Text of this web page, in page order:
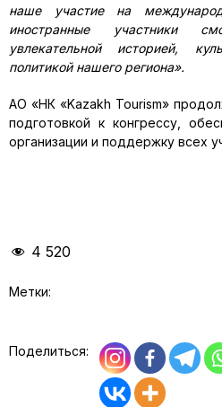
наше участие на
иностранные участники
увлекательной историей,
политикой нашего региона».
АО «НК «Kazakh Tourism»
подготовкой к конгрессу,
организации и поддержку всех
4 520
Метки:
Поделиться: